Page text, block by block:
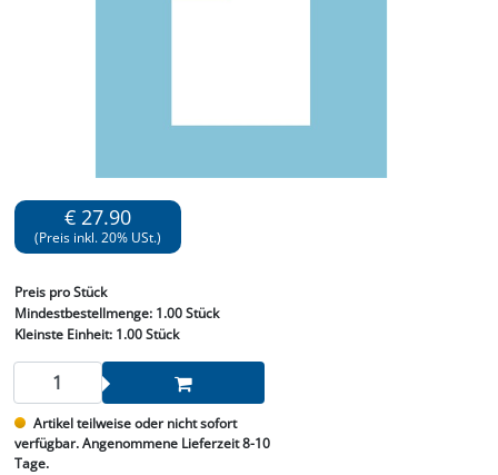
€ 27.90
(Preis inkl. 20% USt.)
Preis pro Stück
Mindestbestellmenge: 1.00 Stück
Kleinste Einheit:1.00 Stück
Artikel teilweise oder nicht sofort
verfügbar. Angenommene Lieferzeit 8-10
Tage.